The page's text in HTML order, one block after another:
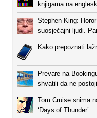
knjigama na
Stephen King:
suosjećajni ljudi.
Kako prepoznati
Prevare na
shvatili da ne postoji
Tom Cruise snima
‘Days of Thunder’